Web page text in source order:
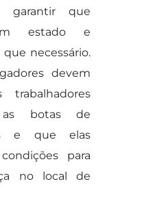
garantir que
estado e
necessário.
devem
as botas de
e que elas
para
no local de